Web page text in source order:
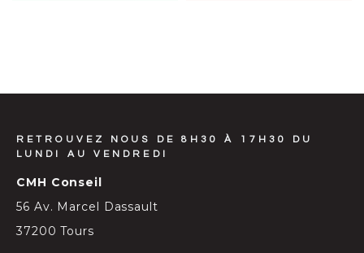
RETROUVEZ NOUS DE 8H30 À 17H30 DU
LUNDI AU VENDREDI
CMH Conseil
56 Av. Marcel Dassault
37200 Tours